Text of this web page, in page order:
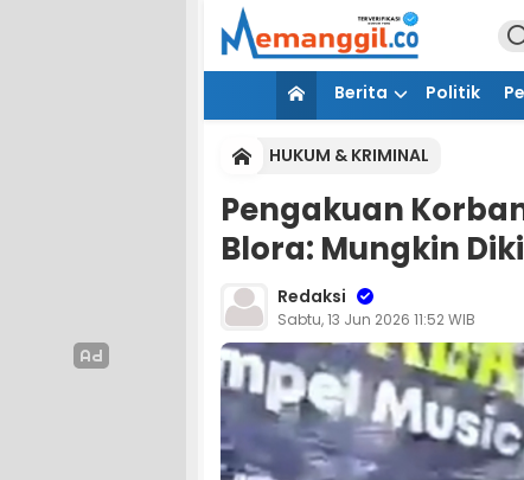
Berita Politik
HUKUM & KRIMINAL
Pengakuan
Blora: Mungkin
Redaksi
Sabtu, 13 Jun 2026 11:52 WIB